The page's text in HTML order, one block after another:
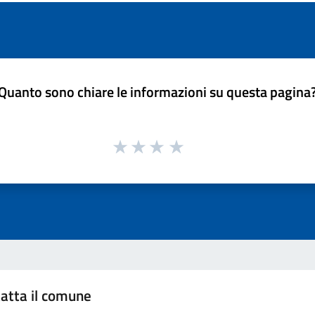
sono chiare le informazioni su questa
il comune